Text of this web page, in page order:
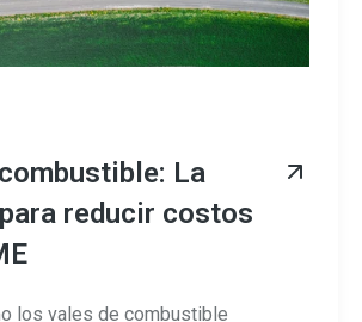
La
reducir costos
los vales de combustible